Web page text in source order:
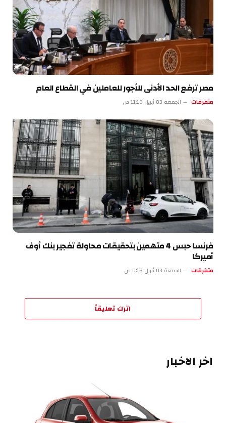
مصر ترفع الحد الأدنى للأجور للعاملين في القطاع العام
متفرقات الجمعة 03 أبريل 11:19 ص
فرنسا حبس 4 متهمين بتحقيقات محاولة تفجير بنك أوف
أميركا
متفرقات الجمعة 03 أبريل 6:18 ص
اترك تعليقاً
اخر الاخبار